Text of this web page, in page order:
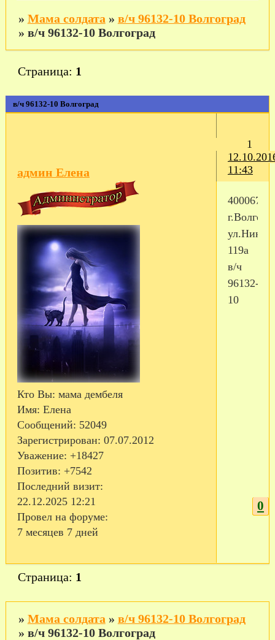
» Мама солдата » в/ч 96132-10 Волгоград
» в/ч 96132-10 Волгоград
в/ч 96132-10 Волгоград
Страница: 1
1
11:43
админ Елена
Кто Вы: мама дембеля
Имя: Елена
Сообщений: 52049
Зарегистрирован: 07.07.2012
Уважение: +18427
Позитив: +7542
Последний визит:
22.12.2025 12:21
Провел на форуме:
7 месяцев 7 дней
400067,
119а
в/ч
96132-
10
0
Страница: 1
» Мама солдата » в/ч 96132-10 Волгоград
» в/ч 96132-10 Волгоград